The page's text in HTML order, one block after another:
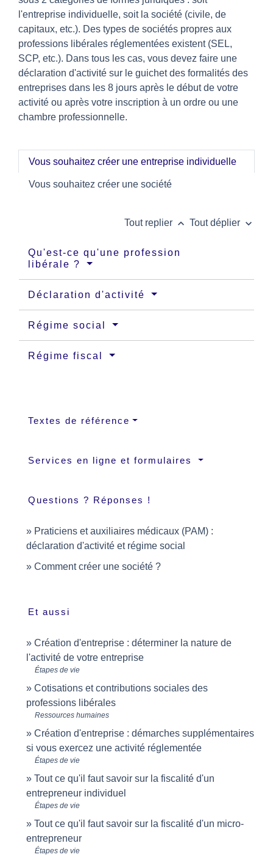
l'entreprise individuelle, soit la société (civile, de
capitaux, etc.). Des types de sociétés propres aux
professions libérales réglementées existent (SEL,
SCP, etc.). Dans tous les cas, vous devez faire une
déclaration d'activité sur le guichet des formalités des
entreprises dans les 8 jours après le début de votre
activité ou après votre inscription à un ordre ou une
chambre professionnelle.
Vous souhaitez créer une entreprise individuelle
Vous souhaitez créer une société
Tout replier keyboard_arrow_up Tout déplier keyboard_arrow_down
Qu'est-ce qu'une profession
libérale ?
Déclaration d'activité
Régime social
Régime fiscal
Textes de référence
Services en ligne et formulaires
Questions ? Réponses !
Praticiens et auxiliaires médicaux (PAM) :
déclaration d'activité et régime social
Comment créer une société ?
Et aussi
Création d'entreprise : déterminer la nature de
l'activité de votre entreprise
Étapes de vie
Cotisations et contributions sociales des
professions libérales
Ressources humaines
Création d'entreprise : démarches supplémentaires
si vous exercez une activité réglementée
Étapes de vie
Tout ce qu'il faut savoir sur la fiscalité d'un
entrepreneur individuel
Étapes de vie
Tout ce qu'il faut savoir sur la fiscalité d'un micro-
entrepreneur
Étapes de vie